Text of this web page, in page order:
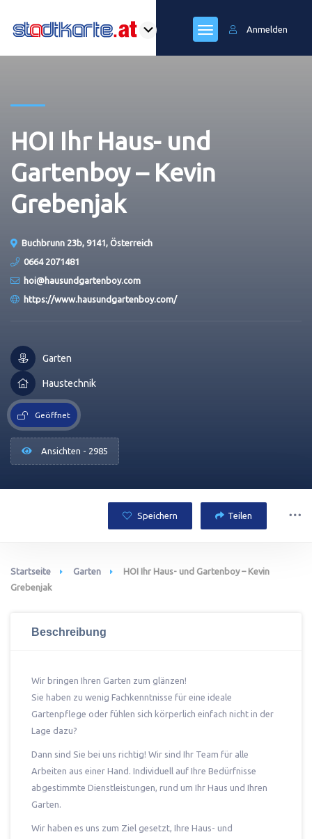
Anmelden
HOI Ihr Haus- und
Gartenboy – Kevin
Grebenjak
Buchbrunn 23b, 9141, Österreich
0664 2071481
hoi@hausundgartenboy.com
https://www.hausundgartenboy.com/
Garten
Haustechnik
Geöffnet
Ansichten - 2985
Speichern Teilen
Startseite Garten
HOI Ihr Haus- und Gartenboy – Kevin
Grebenjak
Beschreibung
Wir bringen Ihren Garten zum glänzen!
Sie haben zu wenig Fachkenntnisse für eine ideale
Gartenpflege oder fühlen sich körperlich einfach nicht in der
Lage dazu?
Dann sind Sie bei uns richtig! Wir sind Ihr Team für alle
Arbeiten aus einer Hand. Individuell auf Ihre Bedürfnisse
abgestimmte Dienstleistungen, rund um Ihr Haus und Ihren
Garten.
Wir haben es uns zum Ziel gesetzt, Ihre Haus- und